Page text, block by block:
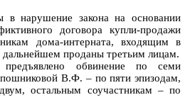
в нарушение закона на основании
договора купли-продажи
дома-интерната, входящим в
дальнейшем проданы третьим лицам.
обвинение по семи
В.Ф. – по пяти эпизодам,
остальным соучастникам – по